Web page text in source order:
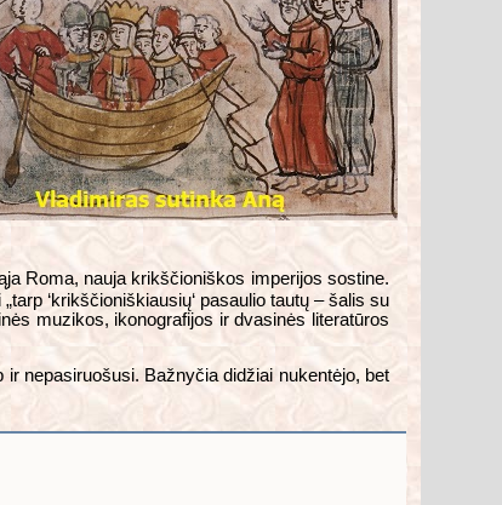
Roma, nauja krikščioniškos imperijos sostine.
‘krikščioniškiausių‘ pasaulio tautų – šalis su
muzikos, ikonografijos ir dvasinės literatūros
nepasiruošusi. Bažnyčia didžiai nukentėjo, bet